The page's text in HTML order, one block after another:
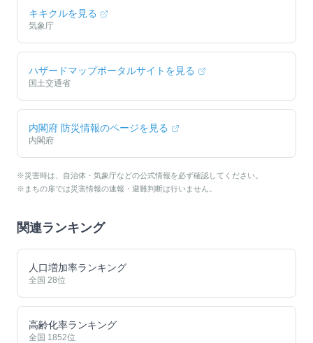
キキクルを見る
気象庁
ハザードマップポータルサイトを見る
国土交通省
内閣府 防災情報のページを見る
内閣府
※災害時は、自治体・気象庁などの公式情報を必ず確認してください。
※まちの扉では災害情報の速報・避難判断は行いません。
関連ランキング
人口増加率ランキング
全国 28位
高齢化率ランキング
全国 1852位